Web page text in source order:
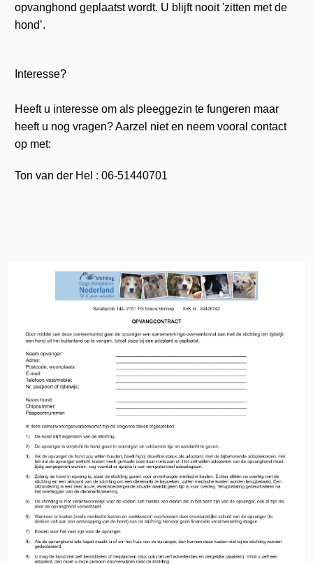
opvanghond geplaatst wordt. U blijft nooit 'zitten met de
hond’.
Interesse?
Heeft u interesse om als pleeggezin te fungeren maar
heeft u nog vragen? Aarzel niet en neem vooral contact
op met:
Ton van der Hel : 06-51440701